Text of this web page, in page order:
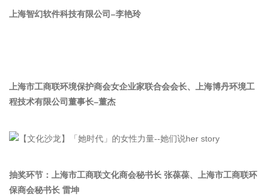
上海智幻软件科技有限公司–李艳玲
上海市工商联环境保护商会女企业家联合会会长、 上海博丹环境工
程技术有限公司董事长–董杰
抽奖环节：上海市工商联文化商会秘书长 张葆葆、
上海市工商联环
保商会秘书长 雷坤